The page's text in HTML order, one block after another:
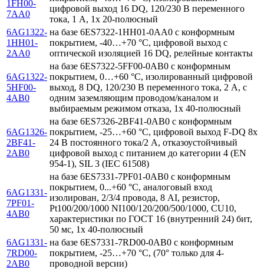
1FH00-
7AA0
цифровой выход 16 DQ, 120/230 В переменного
тока, 1 А, 1x 20-полюсный
6AG1322-
1HH01-
2AA0
на базе 6ES7322-1HH01-0AA0 с конформным
покрытием, -40…+70 °C, цифровой выход с
оптической изоляцией 16 DQ, релейные контакты
6AG1322-
5HF00-
4AB0
на базе 6ES7322-5FF00-0AB0 с конформным
покрытием, 0…+60 °C, изолированный цифровой
выход, 8 DQ, 120/230 В переменного тока, 2 А, с
одним заземляющим проводом/каналом и
выбираемым режимом отказа, 1x 40-полюсный
6AG1326-
2BF41-
2AB0
на базе 6ES7326-2BF41-0AB0 с конформным
покрытием, -25…+60 °C, цифровой выход F-DQ 8x
24 В постоянного тока/2 А, отказоустойчивый
цифровой выход с питанием до категории 4 (EN
954-1), SIL 3 (IEC 61508)
6AG1331-
7PF01-
4AB0
на базе 6ES7331-7PF01-0AB0 с конформным
покрытием, 0...+60 °C, аналоговый вход
изолирован, 2/3/4 провода, 8 AI, резистор,
Pt100/200/1000 NI100/120/200/500/1000, CU10,
характеристики по ГОСТ 16 (внутренний 24) бит,
50 мс, 1x 40-полюсный
6AG1331-
7RD00-
2AB0
на базе 6ES7331-7RD00-0AB0 с конформным
покрытием, -25…+70 °C, (70° только для 4-
проводной версии)